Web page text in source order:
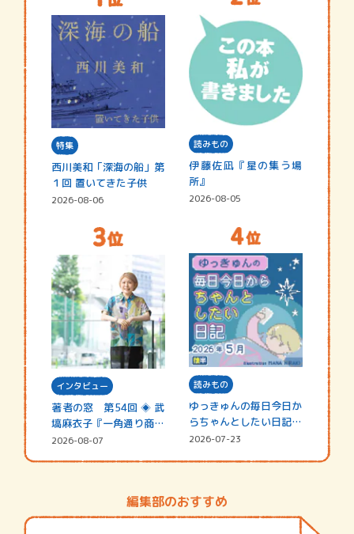
特集
西川美和「深海の船」第
１回 置いてきた子供
2026-08-06
読みもの
伊藤佐凪『星の集う場
所』
2026-08-05
インタビュー
著者の窓 第54回 ◈ 武
塙麻衣子『一角通り商店
街の…
2026-08-07
読みもの
ゆっきゅんの毎日今日か
らちゃんとしたい日記
☆202…
2026-07-23
編集部のおすすめ